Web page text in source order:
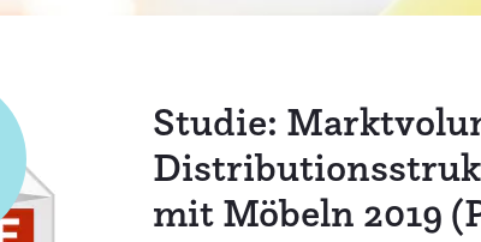
Studie:
mit Möbeln 2019